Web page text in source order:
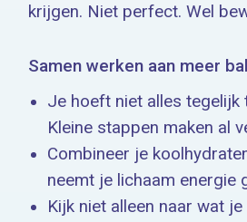
krijgen. Niet perfect. Wel
Samen werken aan meer
Je hoeft niet alles tegelijk
Kleine stappen maken al
Combineer je
neemt je lichaam energie
Kijk niet alleen naar wat